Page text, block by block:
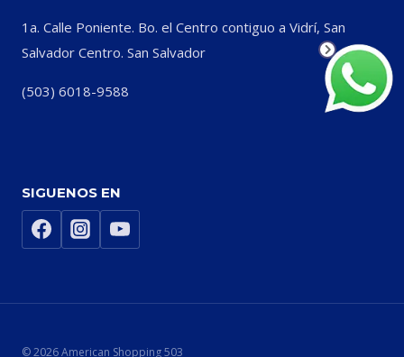
1a. Calle Poniente. Bo. el Centro contiguo a Vidrí, San
Salvador Centro. San Salvador
(503) 6018-9588
SIGUENOS EN
© 2026 American Shopping 503